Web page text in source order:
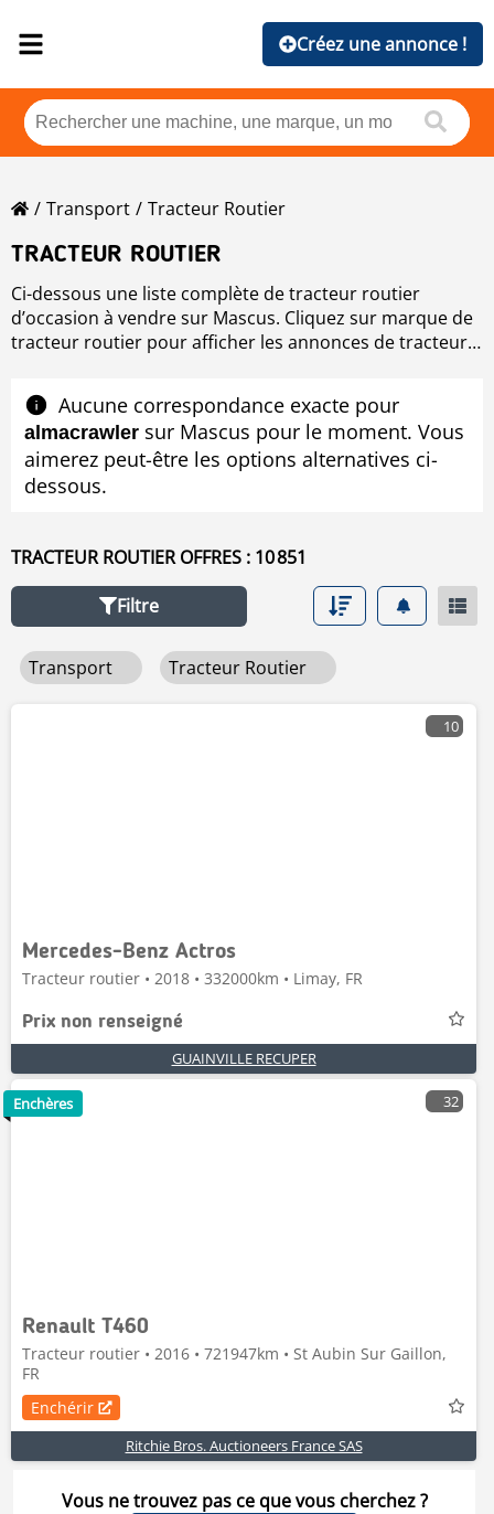
Créez une annonce !
Transport
Tracteur Routier
TRACTEUR ROUTIER
Ci-dessous une liste complète de tracteur routier
d’occasion à vendre sur Mascus. Cliquez sur marque de
tracteur routier pour afficher les annonces de tracteur
filtres sur la gauche de cette page pour trier les
annonces de tracteur routier d’occasion par prix, par
pays, par année, etc.
Aucune correspondance exacte pour
almacrawler sur Mascus pour le moment. Vous
aimerez peut-être les options alternatives ci-
dessous.
TRACTEUR ROUTIER OFFRES : 10 851
Filtre
Transport Tracteur Routier
10
Mercedes-Benz Actros
Tracteur routier • 2018 • 332000km • Limay, FR
Prix non renseigné
GUAINVILLE RECUPER
32
Renault T460
Tracteur routier • 2016 • 721947km • St Aubin Sur Gaillon,
FR
Enchérir
Ritchie Bros. Auctioneers France SAS
Enchères
Vous ne trouvez pas ce que vous cherchez ?